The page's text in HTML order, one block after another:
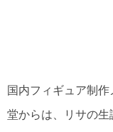
国内フィギュア制
堂からは、リサの生